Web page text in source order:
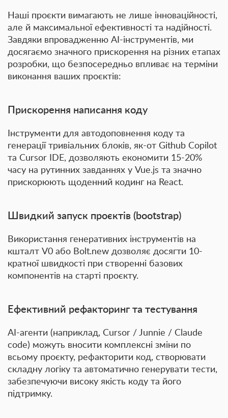
Наші проєкти вимагають не лише інноваційності,
але й максимальної ефективності та надійності.
Завдяки впровадженню AI-інструментів, ми
досягаємо значного прискорення на різних етапах
розробки, що безпосередньо впливає на терміни
виконання ваших проєктів:
Прискорення написання коду
Інструменти для автодоповнення коду та
генерації тривіальних блоків, як-от Github Copilot
та Cursor IDE, дозволяють економити 15-20%
часу на рутинних завданнях у Vue.js та значно
прискорюють щоденний кодинг на React.
Швидкий запуск проєктів (bootstrap)
Використання генеративних інструментів на
кшталт V0 або Bolt.new дозволяє досягти 10-
кратної швидкості при створенні базових
компонентів на старті проєкту.
Ефективний рефакторинг та тестування
AI-агенти (наприклад, Cursor / Junnie / Claude
code) можуть вносити комплексні зміни по
всьому проєкту, рефакторити код, створювати
складну логіку та автоматично генерувати тести,
забезпечуючи високу якість коду та його
підтримку.